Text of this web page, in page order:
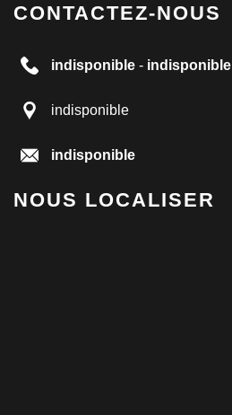
CONTACTEZ-NOUS
indisponible - indisponible
indisponible
indisponible
NOUS LOCALISER